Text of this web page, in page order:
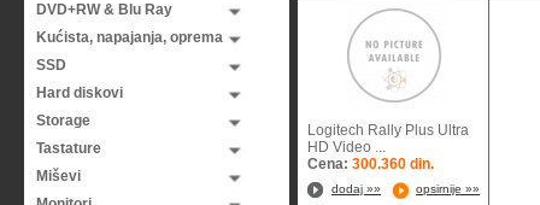
DVD+RW & Blu Ray
Kućista, napajanja, oprema
SSD
Hard diskovi
Storage
Tastature
Miševi
Logitech Rally Plus Ultra
HD Video ...
Cena: 300.360 din.
dodaj »» opsirnije »»